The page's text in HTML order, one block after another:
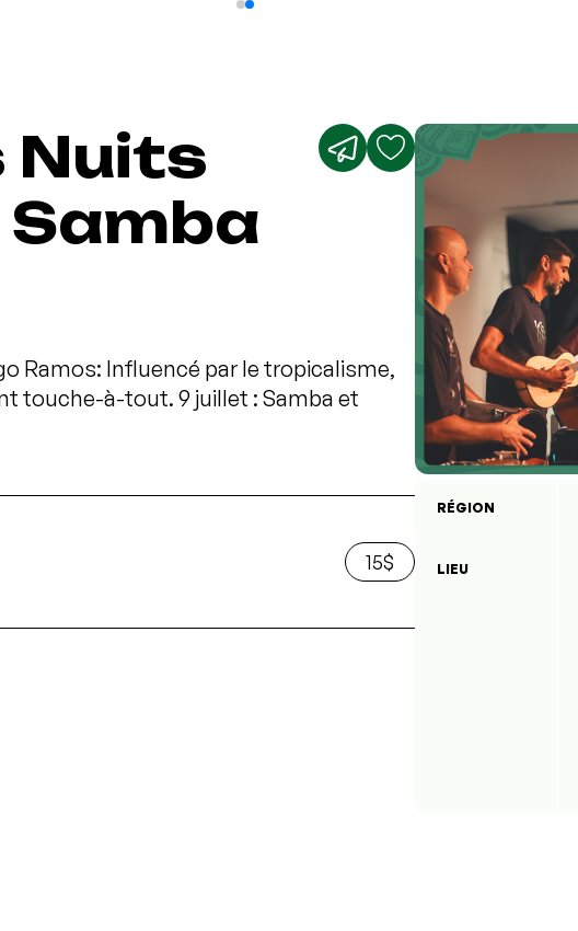
Nuits
Samba
Ramos: Influencé par le tropicalisme,
touche-à-tout. 9 juillet : Samba et
15$
RÉGION
LIEU